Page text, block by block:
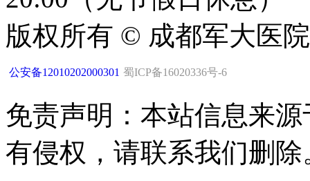
版权所有 © 成都军大医
公安备12010202000301 蜀ICP备16020336号-6
免责声明：本站信息来
有侵权，请联系我们删除